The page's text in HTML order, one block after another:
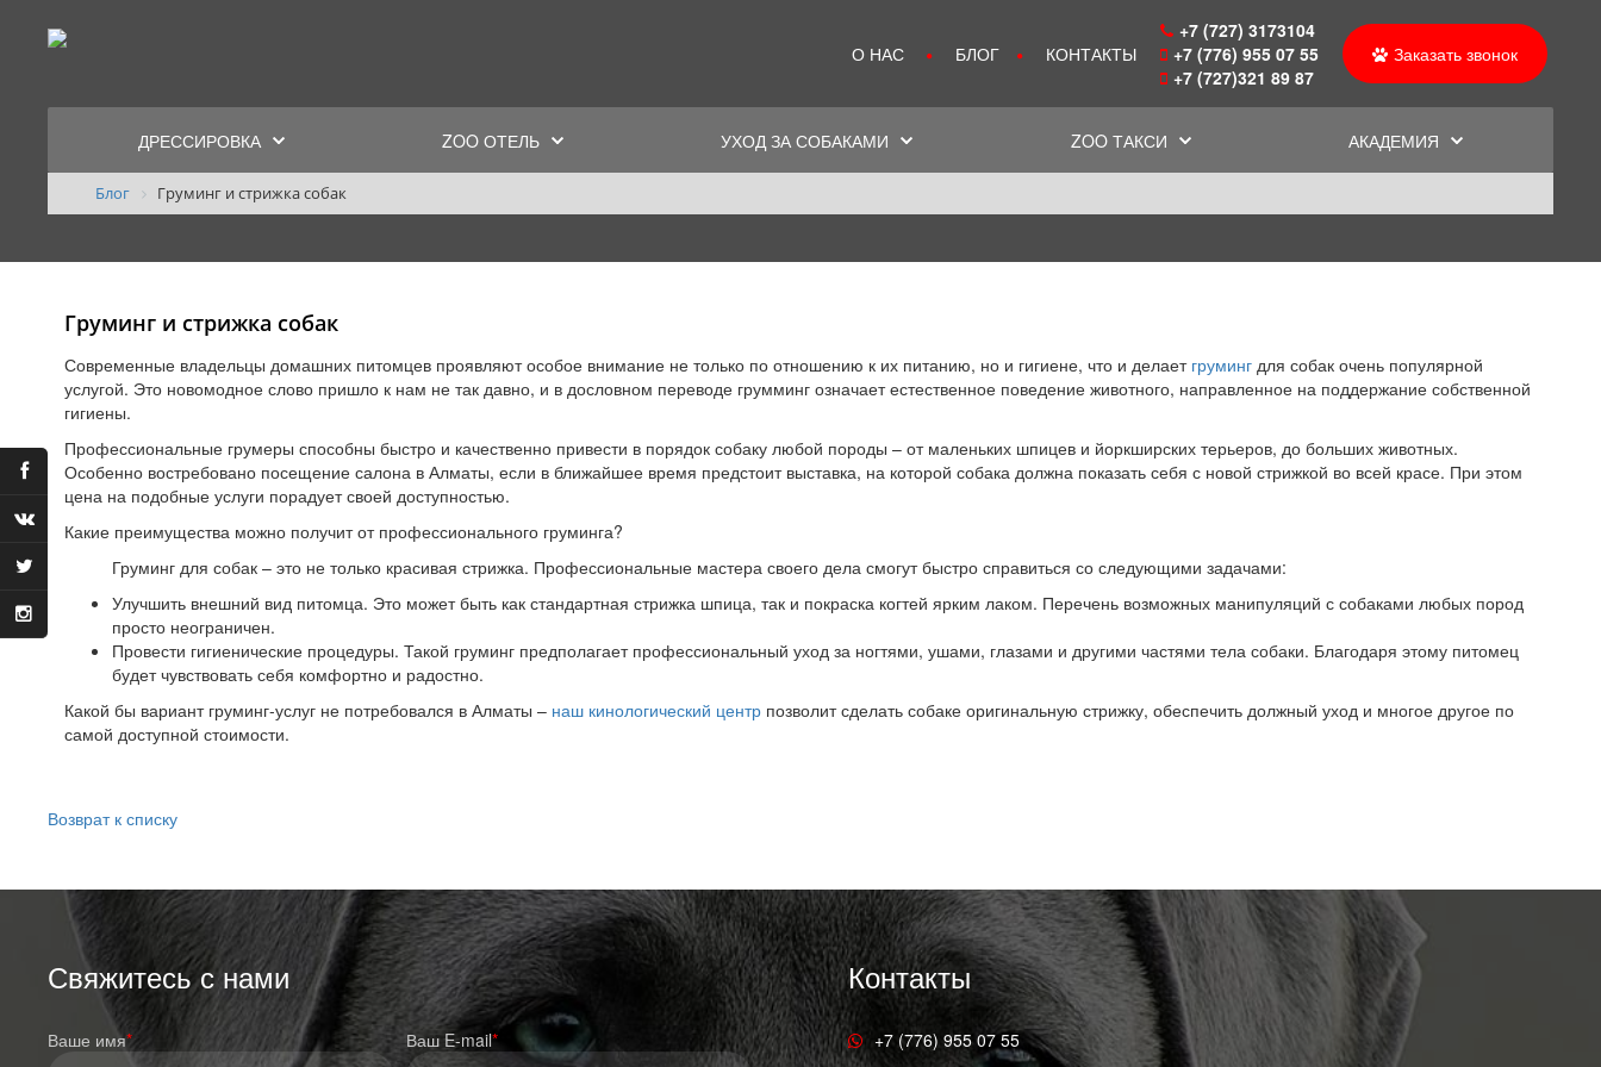
О НАС БЛОГ КОНТАКТЫ
+7 (727) 3173104
+7 (776) 955 07 55
+7 (727)321 89 87
Заказать звонок
ДРЕССИРОВКА ZOO ОТЕЛЬ УХОД ЗА СОБАКАМИ ZOO ТАКСИ АКАДЕМИЯ
Блог Груминг и стрижка собак
Груминг и стрижка собак
Современные владельцы домашних питомцев проявляют особое внимание не только по отношению к их питанию, но и гигиене, что и делает груминг для собак очень популярной
услугой. Это новомодное слово пришло к нам не так давно, и в дословном переводе грумминг означает естественное поведение животного, направленное на поддержание собственной
гигиены.
Профессиональные грумеры способны быстро и качественно привести в порядок собаку любой породы – от маленьких шпицев и йоркширских терьеров, до больших животных.
Особенно востребовано посещение салона в Алматы, если в ближайшее время предстоит выставка, на которой собака должна показать себя с новой стрижкой во всей красе. При этом
цена на подобные услуги порадует своей доступностью.
Какие преимущества можно получит от профессионального груминга?
Груминг для собак – это не только красивая стрижка. Профессиональные мастера своего дела смогут быстро справиться со следующими задачами:
Улучшить внешний вид питомца. Это может быть как стандартная стрижка шпица, так и покраска когтей ярким лаком. Перечень возможных манипуляций с собаками любых пород
просто неограничен.
Провести гигиенические процедуры. Такой груминг предполагает профессиональный уход за ногтями, ушами, глазами и другими частями тела собаки. Благодаря этому питомец
будет чувствовать себя комфортно и радостно.
Какой бы вариант груминг-услуг не потребовался в Алматы – наш кинологический центр позволит сделать собаке оригинальную стрижку, обеспечить должный уход и многое другое по
самой доступной стоимости.
Возврат к списку
Свяжитесь с нами
Ваше имя* Ваш E-mail*
Контакты
+7 (776) 955 07 55